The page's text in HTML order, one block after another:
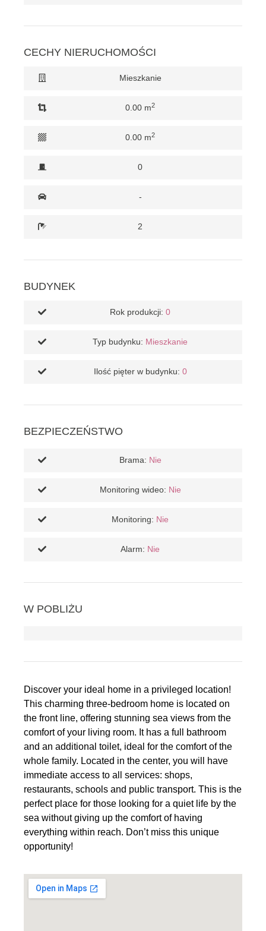
CECHY NIERUCHOMOŚCI
Mieszkanie
0.00 m2
0.00 m2
0
-
2
BUDYNEK
Rok produkcji: 0
Typ budynku: Mieszkanie
Ilość pięter w budynku: 0
BEZPIECZEŃSTWO
Brama: Nie
Monitoring wideo: Nie
Monitoring: Nie
Alarm: Nie
W POBLIŻU
Discover your ideal home in a privileged location!
This charming three-bedroom home is located on
the front line, offering stunning sea views from the
comfort of your living room. It has a full bathroom
and an additional toilet, ideal for the comfort of the
whole family. Located in the center, you will have
immediate access to all services: shops,
restaurants, schools and public transport. This is the
perfect place for those looking for a quiet life by the
sea without giving up the comfort of having
everything within reach. Don’t miss this unique
opportunity!